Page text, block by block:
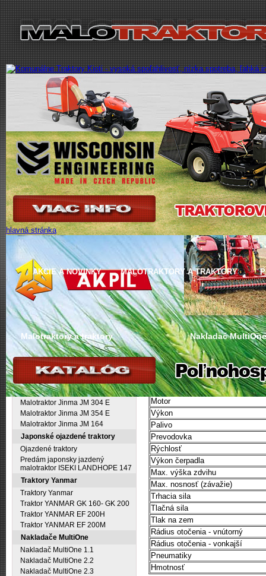
hlavná stránka
AKCIE A NOVINKY MALOTRAKTORY A TRAKTORY
Nachádzate sa: hlavná stránka Malotraktory a traktory
Malotraktory a traktory
Traktory Jinma
Malotraktory Jinma
Malotraktor Jinma JM 204 E
Malotraktor Jinma JM 244 E
Malotraktor Jinma JM 304 E
Malotraktor Jinma JM 354 E
Malotraktor Jinma JM 164
Japonské ojazdené traktory
Ojazdené traktory
Predám japonsky jazdený
malotraktor ISEKI LANDHOPE 147
Traktory Yanmar
Traktory Yanmar
Traktor YANMAR GK 160- GK 200
Traktor YANMAR EF 200H
Traktor YANMAR EF 200M
Nakladače MultiOne
Nakladač MultiOne 1.1
Nakladač MultiOne 2.2
Nakladač MultiOne 2.3
Nakladač
Technické údaje:
Model
Motor
Výkon
Palivo
Prevodovka
Rýchlosť
Výkon čerpadla
Max. výška zdvihu
Max. nosnosť (závažie)
Trhacia sila
Tlačná sila
Tlak na zem
Rádius otočenia - vnútorný
Rádius otočenia - vonkajší
Pneumatiky
Hmotnosť